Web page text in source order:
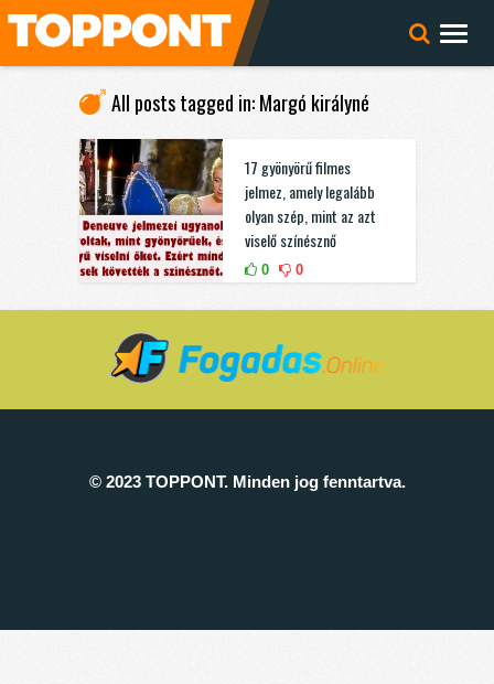
All posts tagged in: Margó királyné
17 gyönyörű filmes
jelmez, amely legalább
olyan szép, mint az azt
viselő színésznő
0 0
© 2023 TOPPONT. Minden jog fenntartva.